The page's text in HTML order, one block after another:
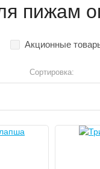
пижам
Акционные
Сортировка: